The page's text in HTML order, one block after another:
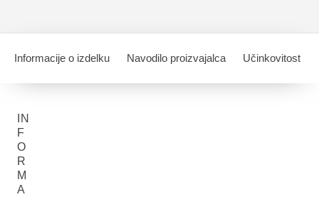
Informacije o izdelku Navodilo proizvajalca Učinkovitost
IN
F
O
R
M
A